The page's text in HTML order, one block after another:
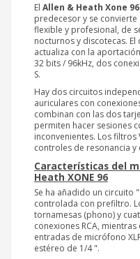
El Allen & Heath Xone 96
predecesor y se convierte
flexible y profesional, de
nocturnos y discotecas.
actualiza con la
32 bits / 96kHz, dos
S.
Hay dos circuitos
auriculares con
combinan con las dos
permiten hacer sesiones
inconvenientes. Los filtros
controles de resonancia y
Características del
Heath XONE 96
Se ha añadido un circuito
controlada con prefiltro.
tornamesas (phono) y
conexiones RCA,
entradas de micrófono
estéreo de 1/4 ".